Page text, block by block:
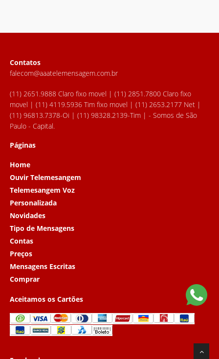
Contatos
falecom@aaatelemensagem.com.br
(11) 2651.9888 Claro fixo movel | (11) 2851.7800 Claro fixo
movel | (11) 4119.5936 Tim fixo movel | (11) 2653.2177 Net |
(11) 96813.7378-Oi | (11) 98328.2139-Tim | - Somos de São
Paulo - Capital.
Páginas
Home
Ouvir Telemesangem
Telemesangem Voz
Personalizada
Novidades
Tipo de Mensagens
Contas
Preços
Mensagens Escritas
Comprar
Aceitamos os Cartões